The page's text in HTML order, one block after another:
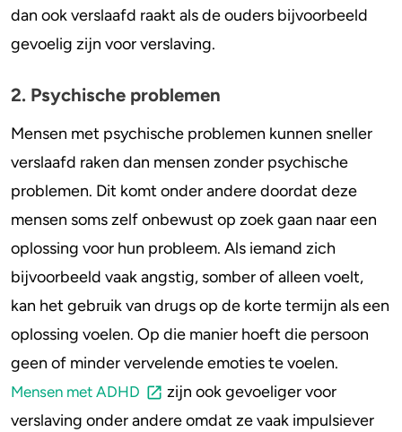
dan ook verslaafd raakt als de ouders bijvoorbeeld
gevoelig zijn voor verslaving.
2. Psychische problemen
Mensen met psychische problemen kunnen sneller
verslaafd raken dan mensen zonder psychische
problemen. Dit komt onder andere doordat deze
mensen soms zelf onbewust op zoek gaan naar een
oplossing voor hun probleem. Als iemand zich
bijvoorbeeld vaak angstig, somber of alleen voelt,
kan het gebruik van drugs op de korte termijn als een
oplossing voelen. Op die manier hoeft die persoon
geen of minder vervelende emoties te voelen.
Mensen met ADHD
zijn ook gevoeliger voor
verslaving onder andere omdat ze vaak impulsiever